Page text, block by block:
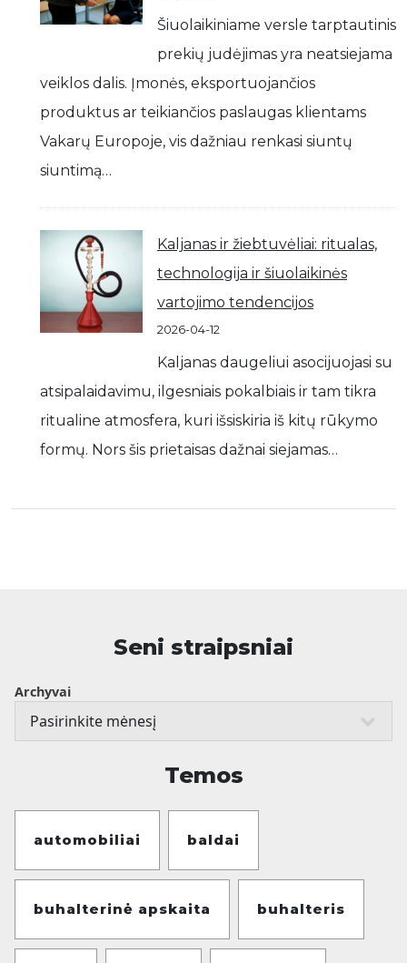
Šiuolaikiniame versle tarptautinis
prekių judėjimas yra neatsiejama
veiklos dalis. Įmonės, eksportuojančios
produktus ar teikiančios paslaugas klientams
Vakarų Europoje, vis dažniau renkasi siuntų
siuntimą…
Kaljanas ir žiebtuvėliai: ritualas,
technologija ir šiuolaikinės
vartojimo tendencijos
2026-04-12
Kaljanas daugeliui asocijuojasi su
atsipalaidavimu, ilgesniais pokalbiais ir tam tikra
ritualine atmosfera, kuri išsiskiria iš kitų rūkymo
formų. Nors šis prietaisas dažnai siejamas…
Seni straipsniai
Archyvai
Temos
automobiliai baldai
buhalterinė apskaita buhalteris